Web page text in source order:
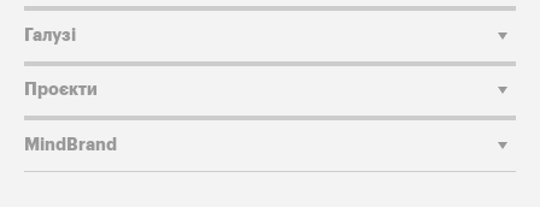
Галузі
Проєкти
MindBrand